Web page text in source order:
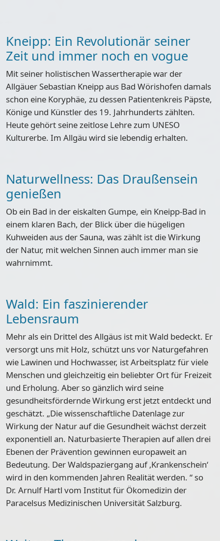
Kneipp: Ein Revolutionär seiner
Zeit und immer noch en vogue
Mit seiner holistischen Wassertherapie war der
Allgäuer Sebastian Kneipp aus Bad Wörishofen damals
schon eine Koryphäe, zu dessen Patientenkreis Päpste,
Könige und Künstler des 19. Jahrhunderts zählten.
Heute gehört seine zeitlose Lehre zum UNESO
Kulturerbe. Im Allgäu wird sie lebendig erhalten.
Naturwellness: Das Draußensein
genießen
Ob ein Bad in der eiskalten Gumpe, ein Kneipp-Bad in
einem klaren Bach, der Blick über die hügeligen
Kuhweiden aus der Sauna, was zählt ist die Wirkung
der Natur, mit welchen Sinnen auch immer man sie
wahrnimmt.
Wald: Ein faszinierender
Lebensraum
Mehr als ein Drittel des Allgäus ist mit Wald bedeckt. Er
versorgt uns mit Holz, schützt uns vor Naturgefahren
wie Lawinen und Hochwasser, ist Arbeitsplatz für viele
Menschen und gleichzeitig ein beliebter Ort für Freizeit
und Erholung. Aber so gänzlich wird seine
gesundheitsfördernde Wirkung erst jetzt entdeckt und
geschätzt. „Die wissenschaftliche Datenlage zur
Wirkung der Natur auf die Gesundheit wächst derzeit
exponentiell an. Naturbasierte Therapien auf allen drei
Ebenen der Prävention gewinnen europaweit an
Bedeutung. Der Waldspaziergang auf ‚Krankenschein‘
wird in den kommenden Jahren Realität werden. “ so
Dr. Arnulf Hartl vom Institut für Ökomedizin der
Paracelsus Medizinischen Universität Salzburg.